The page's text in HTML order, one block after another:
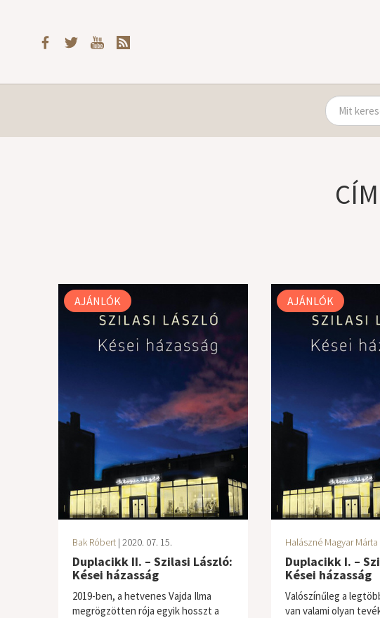
AJÁNLÓK
Bak Róbert| 2020. 07. 15.
Duplacikk II. – Szilasi László:
Kései házasság
2019-ben, a hetvenes Vajda Ilma
megrögzötten rója egyik hosszt a
AJÁNLÓK
Halászné Magyar Márta
Duplacikk I. –
Kései házasság
Valószínűleg a
van valami olyan